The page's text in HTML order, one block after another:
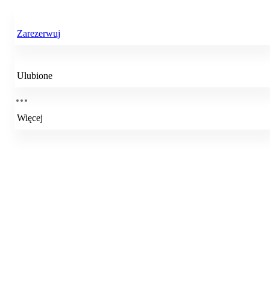
Zarezerwuj
Ulubione
Więcej